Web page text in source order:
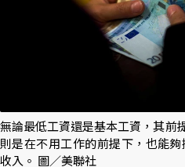
無論最低工資還是基本工資，其前
則是在不用工作的前提下，也能
收入。 圖／美聯社